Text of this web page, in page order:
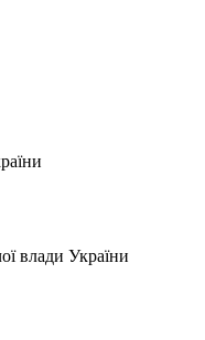
влади України